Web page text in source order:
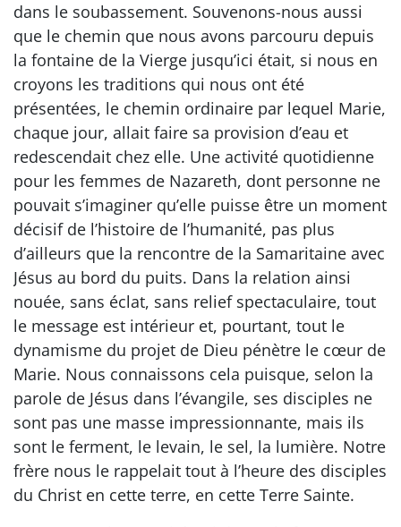
dans le soubassement. Souvenons-nous aussi
que le chemin que nous avons parcouru depuis
la fontaine de la Vierge jusqu’ici était, si nous en
croyons les traditions qui nous ont été
présentées, le chemin ordinaire par lequel Marie,
chaque jour, allait faire sa provision d’eau et
redescendait chez elle. Une activité quotidienne
pour les femmes de Nazareth, dont personne ne
pouvait s’imaginer qu’elle puisse être un moment
décisif de l’histoire de l’humanité, pas plus
d’ailleurs que la rencontre de la Samaritaine avec
Jésus au bord du puits. Dans la relation ainsi
nouée, sans éclat, sans relief spectaculaire, tout
le message est intérieur et, pourtant, tout le
dynamisme du projet de Dieu pénètre le cœur de
Marie. Nous connaissons cela puisque, selon la
parole de Jésus dans l’évangile, ses disciples ne
sont pas une masse impressionnante, mais ils
sont le ferment, le levain, le sel, la lumière. Notre
frère nous le rappelait tout à l’heure des disciples
du Christ en cette terre, en cette Terre Sainte.